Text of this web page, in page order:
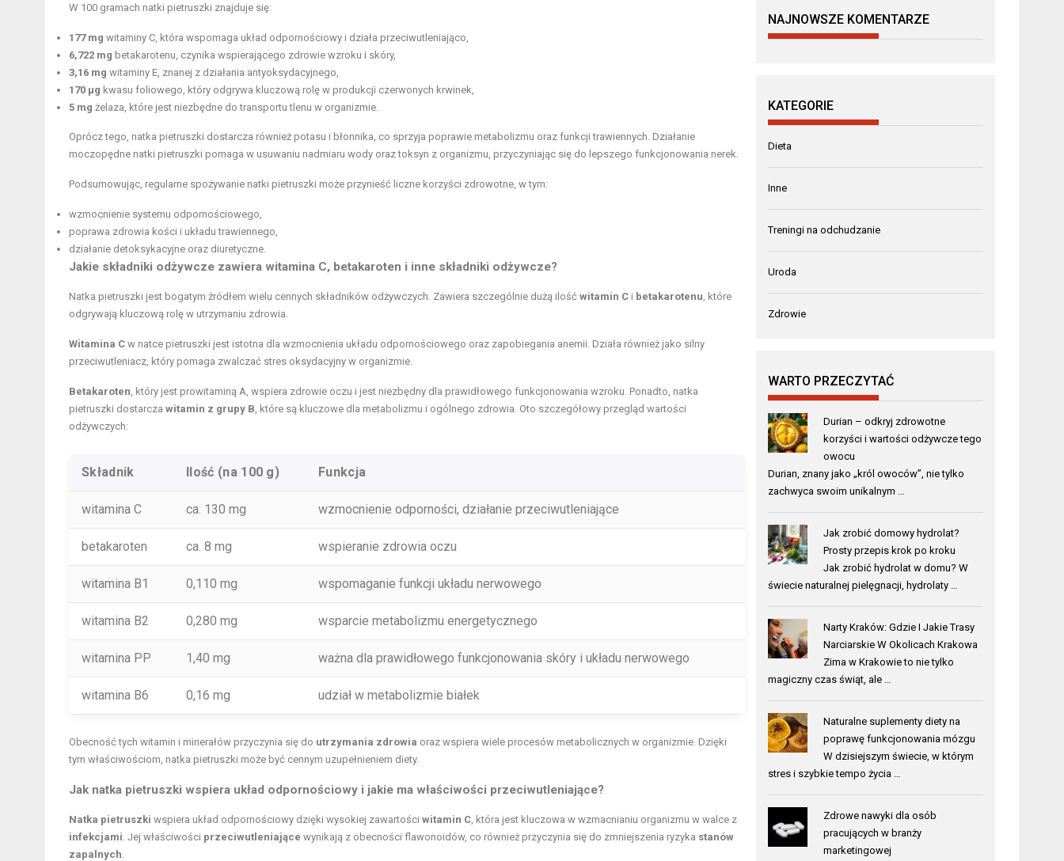
W 100 gramach natki pietruszki znajduje się:
177 mg witaminy C, która wspomaga układ odpornościowy i działa przeciwutleniająco,
6,722 mg betakarotenu, czynika wspierającego zdrowie wzroku i skóry,
3,16 mg witaminy E, znanej z działania antyoksydacyjnego,
170 µg kwasu foliowego, który odgrywa kluczową rolę w produkcji czerwonych krwinek,
5 mg żelaza, które jest niezbędne do transportu tlenu w organizmie.
Oprócz tego, natka pietruszki dostarcza również potasu i błonnika, co sprzyja poprawie metabolizmu oraz funkcji trawiennych. Działanie
moczopędne natki pietruszki pomaga w usuwaniu nadmiaru wody oraz toksyn z organizmu, przyczyniając się do lepszego funkcjonowania nerek.
Podsumowując, regularne spożywanie natki pietruszki może przynieść liczne korzyści zdrowotne, w tym:
wzmocnienie systemu odpornościowego,
poprawa zdrowia kości i układu trawiennego,
działanie detoksykacyjne oraz diuretyczne.
Jakie składniki odżywcze zawiera witamina C, betakaroten i inne składniki odżywcze?
Natka pietruszki jest bogatym źródłem wielu cennych składników odżywczych. Zawiera szczególnie dużą ilość witamin C i betakarotenu , które
odgrywają kluczową rolę w utrzymaniu zdrowia.
Witamina C w natce pietruszki jest istotna dla wzmocnienia układu odpornościowego oraz zapobiegania anemii. Działa również jako silny
przeciwutleniacz, który pomaga zwalczać stres oksydacyjny w organizmie.
Betakaroten , który jest prowitaminą A, wspiera zdrowie oczu i jest niezbędny dla prawidłowego funkcjonowania wzroku. Ponadto, natka
pietruszki dostarcza witamin z grupy B , które są kluczowe dla metabolizmu i ogólnego zdrowia. Oto szczegółowy przegląd wartości
odżywczych:
Składnik Ilość (na 100 g) Funkcja
witamina C ca. 130 mg wzmocnienie odporności, działanie przeciwutleniające
betakaroten ca. 8 mg wspieranie zdrowia oczu
witamina B1 0,110 mg wspomaganie funkcji układu nerwowego
witamina B2 0,280 mg wsparcie metabolizmu energetycznego
witamina PP 1,40 mg ważna dla prawidłowego funkcjonowania skóry i układu nerwowego
witamina B6 0,16 mg udział w metabolizmie białek
Obecność tych witamin i minerałów przyczynia się do utrzymania zdrowia oraz wspiera wiele procesów metabolicznych w organizmie. Dzięki
tym właściwościom, natka pietruszki może być cennym uzupełnieniem diety.
Jak natka pietruszki wspiera układ odpornościowy i jakie ma właściwości przeciwutleniające?
Natka pietruszki wspiera układ odpornościowy dzięki wysokiej zawartości witamin C , która jest kluczowa w wzmacnianiu organizmu w walce z
infekcjami . Jej właściwości przeciwutleniające wynikają z obecności flawonoidów, co również przyczynia się do zmniejszenia ryzyka stanów
zapalnych
NAJNOWSZE KOMENTARZE
KATEGORIE
Dieta
Inne
Treningi na odchudzanie
Uroda
Zdrowie
WARTO PRZECZYTAĆ
Durian – odkryj zdrowotne
korzyści i wartości odżywcze tego
owocu
Durian, znany jako „król owoców”, nie tylko
zachwyca swoim unikalnym …
Jak zrobić domowy hydrolat?
Prosty przepis krok po kroku
Jak zrobić hydrolat w domu? W
świecie naturalnej pielęgnacji, hydrolaty …
Narty Kraków: Gdzie I Jakie Trasy
Narciarskie W Okolicach Krakowa
Zima w Krakowie to nie tylko
magiczny czas świąt, ale …
Naturalne suplementy diety na
poprawę funkcjonowania mózgu
W dzisiejszym świecie, w którym
stres i szybkie tempo życia …
Zdrowe nawyki dla osób
pracujących w branży
marketingowej